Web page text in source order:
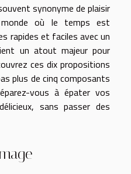
synonyme de plaisir
où le temps est
rapides et faciles avec un
un atout majeur pour
ces dix propositions
plus de cinq composants
vous à épater vos
sans passer des